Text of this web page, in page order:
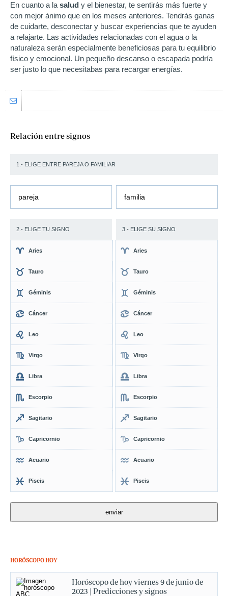
En cuanto a la salud y el bienestar, te sentirás más fuerte y
con mejor ánimo que en los meses anteriores. Tendrás ganas
de cuidarte, desconectar y buscar experiencias que te ayuden
a relajarte. Las actividades relacionadas con el agua o la
naturaleza serán especialmente beneficiosas para tu equilibrio
físico y emocional. Un pequeño descanso o escapada podría
ser justo lo que necesitabas para recargar energías.
Relación entre signos
1.- ELIGE ENTRE PAREJA O FAMILIAR
pareja familia
2.- ELIGE TU SIGNO 3.- ELIGE SU SIGNO
Aries
Tauro
Géminis
Cáncer
Leo
Virgo
Libra
Escorpio
Sagitario
Capricornio
Acuario
Piscis
Aries
Tauro
Géminis
Cáncer
Leo
Virgo
Libra
Escorpio
Sagitario
Capricornio
Acuario
Piscis
HORÓSCOPO HOY
Horóscopo de hoy viernes 9 de junio de
2023 | Predicciones y signos